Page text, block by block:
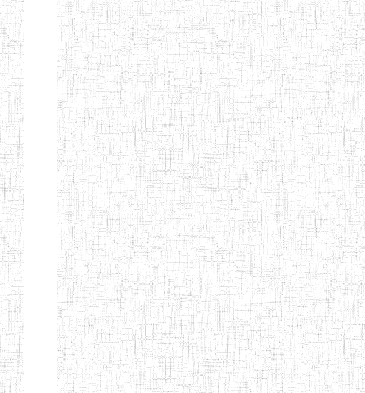
Afficher Page 4 sur 13 Total: 307
Début Préc. 1 2 3 4 5
6
Suivant
Fin
Etablissements
d'enseignement
secondaire
technique
et
professionnel